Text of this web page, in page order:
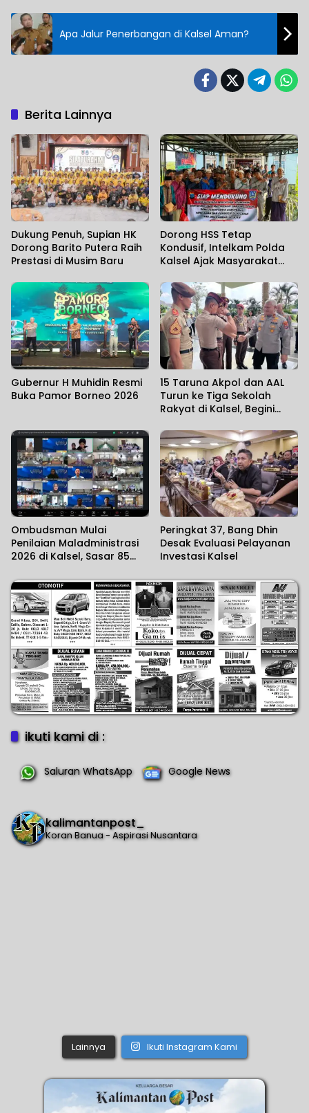
Apa Jalur Penerbangan di Kalsel Aman?
Berita Lainnya
Dukung Penuh, Supian HK
Dorong Barito Putera Raih
Prestasi di Musim Baru
Dorong HSS Tetap
Kondusif, Intelkam Polda
Kalsel Ajak Masyarakat
Gubernur H Muhidin Resmi
Buka Pamor Borneo 2026
15 Taruna Akpol dan AAL
Turun ke Tiga Sekolah
Rakyat di Kalsel, Begini
Ombudsman Mulai
Penilaian Maladministrasi
2026 di Kalsel, Sasar 85
Peringkat 37, Bang Dhin
Desak Evaluasi Pelayanan
Investasi Kalsel
ikuti kami di :
Saluran WhatsApp Google News
kalimantanpost_
Koran Banua - Aspirasi Nusantara
Lainnya Ikuti Instagram Kami